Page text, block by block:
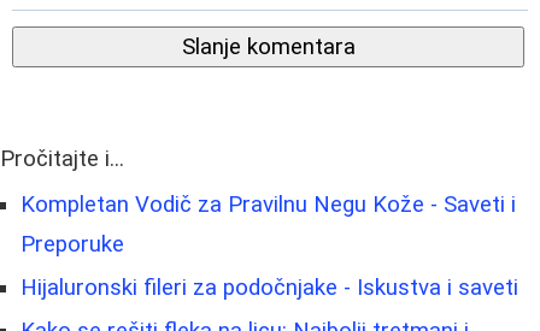
Slanje komentara
Pročitajte i...
Kompletan Vodič za Pravilnu Negu Kože - Saveti i
Preporuke
Hijaluronski fileri za podočnjake - Iskustva i saveti